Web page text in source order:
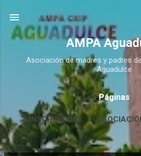
Ir al contenido
AMPA
Asociación de madres y padres
Aguadulce
Páginas
INSCRIPCIÓN
CONTACTO MÁS…